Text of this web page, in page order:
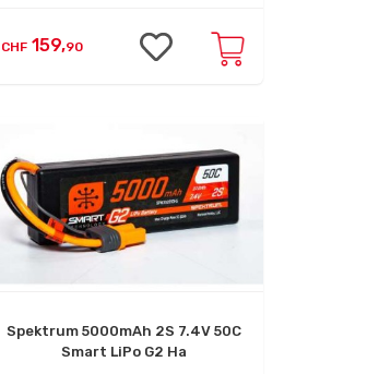
CHF159,90
Spektrum 5000mAh 2S 7.4V 50C
Smart LiPo G2 Ha